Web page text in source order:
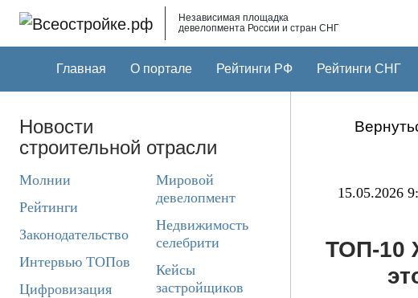
Независимая площадка
девелопмента России и стран СНГ
Главная О портале Рейтинги РФ Рейтинги СНГ
Новости
строительной отрасли
Молнии
Рейтинги
Законодательство
Интервью ТОПов
Цифровизация
Мировой
девелопмент
Недвижимость
селебрити
Кейсы
застройщиков
15.05.2026
ТОП-10